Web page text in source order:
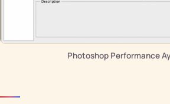
Photoshop Performance